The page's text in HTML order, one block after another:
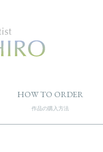
HOW TO ORDER
作品の購入方法